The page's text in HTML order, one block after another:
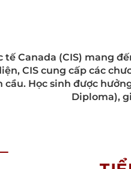
tế Canada (CIS) mang
CIS cung cấp các
cầu. Học sinh được
Diploma),